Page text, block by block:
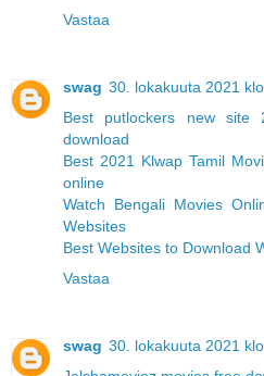
Vastaa
swag 30. lokakuuta 2021
Best putlockers new
download
Best 2021 Klwap Tamil
online
Watch Bengali Movies
Websites
Best Websites to Download
Vastaa
swag 30. lokakuuta 2021